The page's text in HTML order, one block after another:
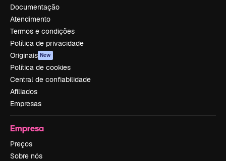
Documentação
Atendimento
Termos e condições
Política de privacidade
Originais New
Política de cookies
Central de confiabilidade
Afiliados
Empresas
Empresa
Preços
Sobre nós